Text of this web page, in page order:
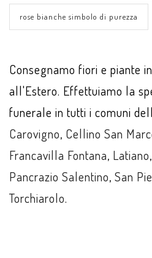
rose bianche simbolo di purezza
Consegnamo fiori e piante
all'Estero. Effettuiamo la
funerale in tutti i comuni
Carovigno, Cellino San
Francavilla Fontana, Latiano,
Pancrazio Salentino, San
Torchiarolo.